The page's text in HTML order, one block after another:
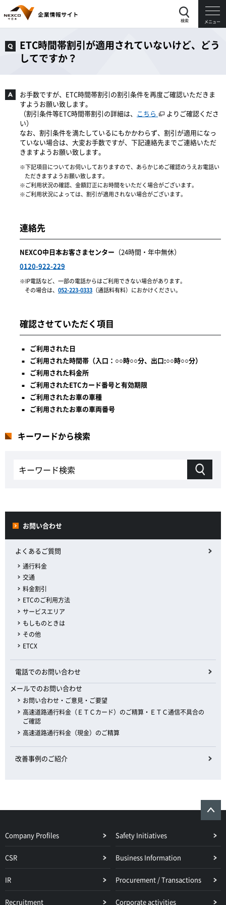
検索 メニュー
ETC時間帯割引が適用されていないけど、どう
してですか？
お手数ですが、ETC時間帯割引の割引条件を再度ご確認いただきま
すようお願い致します。
（割引条件等ETC時間帯割引の詳細は、 こちら
よりご確認くださ
い）
なお、割引条件を満たしているにもかかわらず、割引が適用になっ
ていない場合は、大変お手数ですが、下記連絡先までご連絡いただ
きますようお願い致します。
下記項目についてお伺いしておりますので、あらかじめご確認のうえお電話い
ただきますようお願い致します。
ご利用状況の確認、金額訂正にお時間をいただく場合がございます。
ご利用状況によっては、割引が適用されない場合がございます。
連絡先
NEXCO中日本お客さまセンター （24時間・年中無休）
0120-922-229
IP電話など、一部の電話からはご利用できない場合があります。
その場合は、 052-223-0333 （通話料有料）におかけください。
確認させていただく項目
ご利用された日
ご利用された時間帯（入口：○○時○○分、出口:○○時○○分）
ご利用された料金所
ご利用されたETCカード番号と有効期限
ご利用されたお車の車種
ご利用されたお車の車両番号
キーワードから検索
お問い合わせ
よくあるご質問
通行料金
交通
料金割引
ETCのご利用方法
サービスエリア
もしものときは
その他
ETCX
電話でのお問い合わせ
メールでのお問い合わせ
お問い合わせ・ご意見・ご要望
高速道路通行料金（ＥＴＣカード）のご精算・ＥＴＣ通信不具合の
ご確認
高速道路通行料金（現金）のご精算
改善事例のご紹介
Company Profiles Safety Initiatives
CSR Business Information
IR Procurement / Transactions
Recruitment Corporate activities